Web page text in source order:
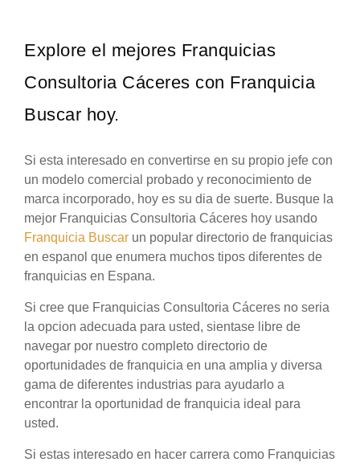
Explore el mejores Franquicias
Consultoria Cáceres con Franquicia
Buscar hoy.
Si esta interesado en convertirse en su propio jefe con
un modelo comercial probado y reconocimiento de
marca incorporado, hoy es su dia de suerte. Busque la
mejor Franquicias Consultoria Cáceres hoy usando
Franquicia Buscar un popular directorio de franquicias
en espanol que enumera muchos tipos diferentes de
franquicias en Espana.
Si cree que Franquicias Consultoria Cáceres no seria
la opcion adecuada para usted, sientase libre de
navegar por nuestro completo directorio de
oportunidades de franquicia en una amplia y diversa
gama de diferentes industrias para ayudarlo a
encontrar la oportunidad de franquicia ideal para
usted.
Si estas interesado en hacer carrera como Franquicias